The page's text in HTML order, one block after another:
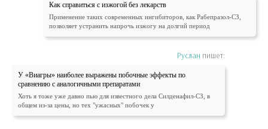
Как справиться с изжогой без лекарств
Применение таких современных ингибиторов, как Рабепразол-СЗ,
позволяет устранить напрочь изжогу на долгий период
Руслан пишет:
У «Виагры» наиболее выражены побочные эффекты по
сравнению с аналогичными препаратами
Хоть я тоже уже давно пью для известного дела Силденафил-СЗ, в
общем из-за цены, но тех "ужасных" побочек у